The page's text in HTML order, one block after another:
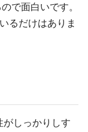
で面白いです。
るだけはありま
がしっかりしす